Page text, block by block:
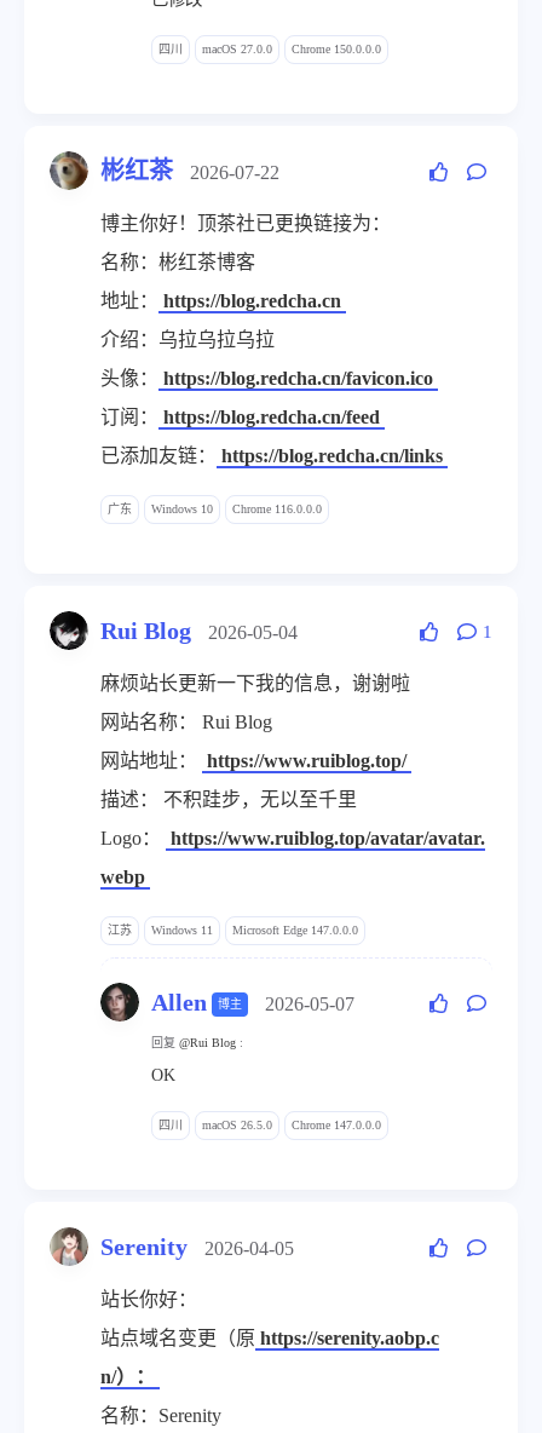
四川 macOS 27.0.0 Chrome 150.0.0.0
彬红茶 2026-07-22
博主你好！顶茶社已更换链接为：
名称：彬红茶博客
地址：
https://blog.redcha.cn
介绍：乌拉乌拉乌拉
头像：
https://blog.redcha.cn/favicon.ico
订阅：
https://blog.redcha.cn/feed
已添加友链：
https://blog.redcha.cn/links
广东 Windows 10 Chrome 116.0.0.0
Rui Blog 2026-05-04 1
麻烦站长更新一下我的信息，谢谢啦
网站名称： Rui Blog
网站地址：
https://www.ruiblog.top/
描述： 不积跬步，无以至千里
Logo：
https://www.ruiblog.top/avatar/avatar.
webp
江苏 Windows 11 Microsoft Edge 147.0.0.0
Allen 博主 2026-05-07
回复 @Rui Blog :
OK
四川 macOS 26.5.0 Chrome 147.0.0.0
Serenity 2026-04-05
站长你好：
站点域名变更（原 https://serenity.aobp.c
n/）：
名称：Serenity